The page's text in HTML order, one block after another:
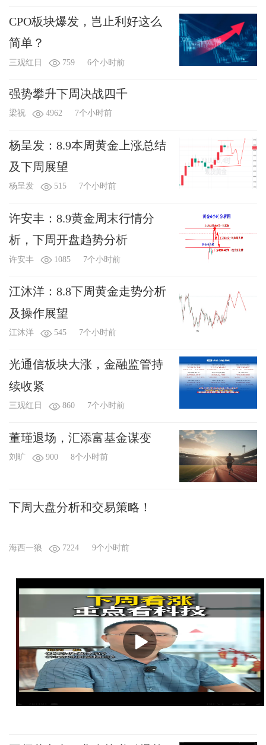
CPO板块爆发，岂止利好这么
简单？
三观红日 759 6个小时前
强势攀升下周决战四千
梁祝 4962 7个小时前
杨呈发：8.9本周黄金上涨总结
及下周展望
杨呈发 515 7个小时前
许安丰：8.9黄金周末行情分
析，下周开盘趋势分析
许安丰 1085 7个小时前
江沐洋：8.8下周黄金走势分析
及操作展望
江沐洋 545 7个小时前
光通信板块大涨，金融监管持
续收紧
三观红日 860 7个小时前
董瑾退场，汇添富基金谋变
刘旷 900 8个小时前
下周大盘分析和交易策略！
海西一狼 7224 9个小时前